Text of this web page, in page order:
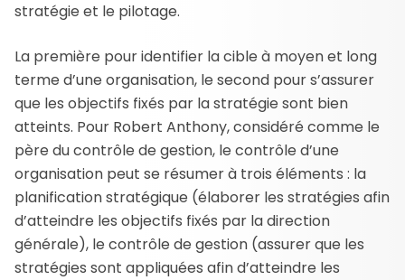
stratégie et le pilotage.
La première pour identifier la cible à moyen et long
terme d’une organisation, le second pour s’assurer
que les objectifs fixés par la stratégie sont bien
atteints. Pour Robert Anthony, considéré comme le
père du contrôle de gestion, le contrôle d’une
organisation peut se résumer à trois éléments : la
planification stratégique (élaborer les stratégies afin
d’atteindre les objectifs fixés par la direction
générale), le contrôle de gestion (assurer que les
stratégies sont appliquées afin d’atteindre les